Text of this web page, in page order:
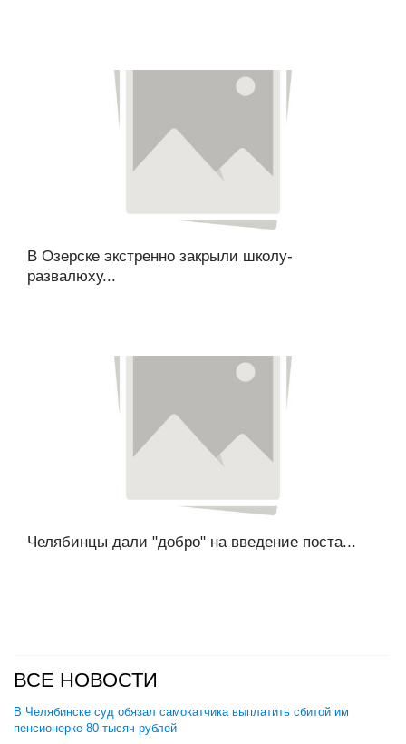
В Озерске экстренно закрыли школу-
развалюху...
Челябинцы дали "добро" на введение поста...
ВСЕ НОВОСТИ
В Челябинске суд обязал самокатчика выплатить сбитой им
пенсионерке 80 тысяч рублей